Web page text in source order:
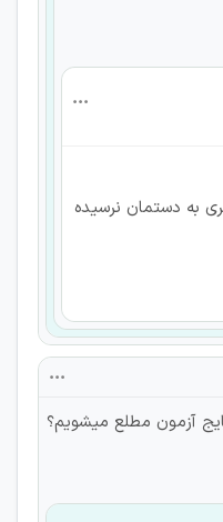
به دستمان نرسیده
آزمون مطلع میشویم؟